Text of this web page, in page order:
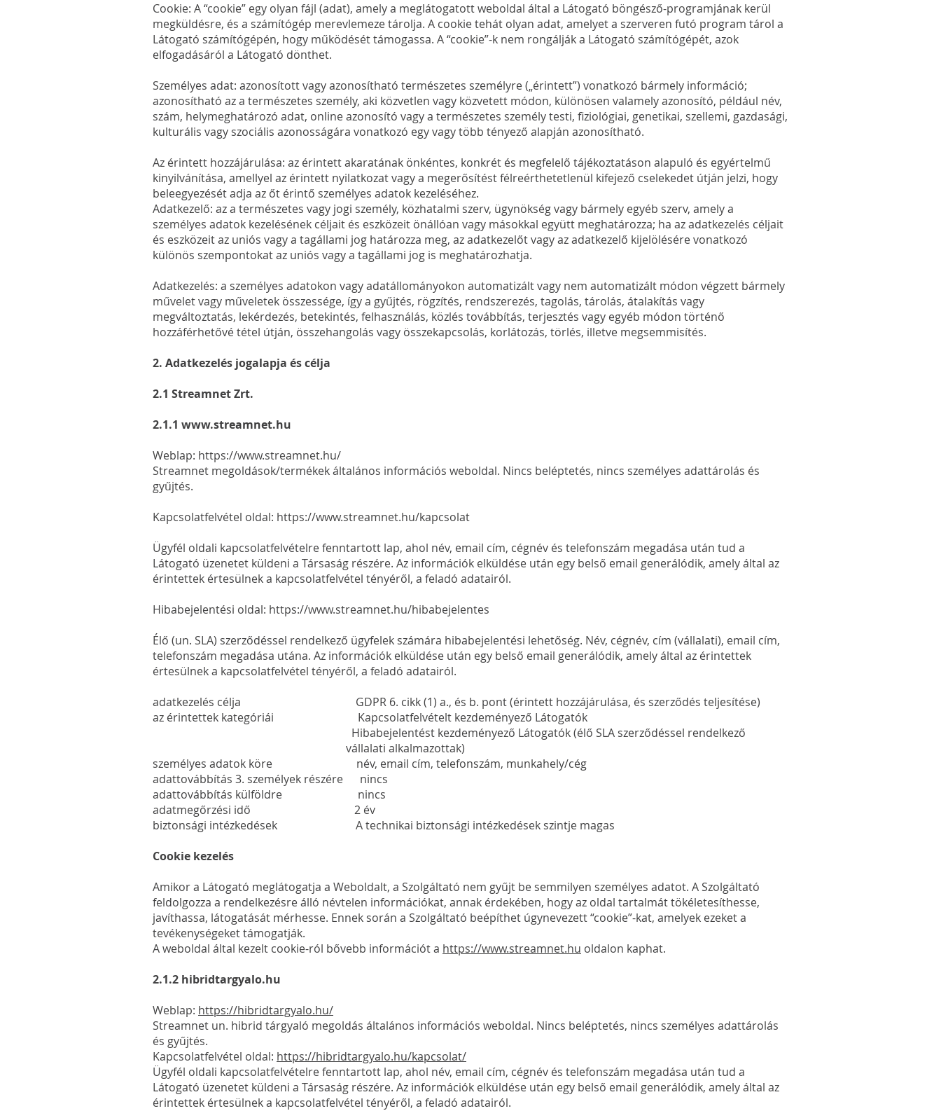
Cookie: A “cookie” egy olyan fájl (adat), amely a meglátogatott weboldal által a Látogató böngésző-programjának kerül
megküldésre, és a számítógép merevlemeze tárolja. A cookie tehát olyan adat, amelyet a szerveren futó program tárol a
Látogató számítógépén, hogy működését támogassa. A “cookie”-k nem rongálják a Látogató számítógépét, azok
elfogadásáról a Látogató dönthet.
Személyes adat: azonosított vagy azonosítható természetes személyre („érintett”) vonatkozó bármely információ;
azonosítható az a természetes személy, aki közvetlen vagy közvetett módon, különösen valamely azonosító, például név,
szám, helymeghatározó adat, online azonosító vagy a természetes személy testi, fiziológiai, genetikai, szellemi, gazdasági,
kulturális vagy szociális azonosságára vonatkozó egy vagy több tényező alapján azonosítható.
Az érintett hozzájárulása: az érintett akaratának önkéntes, konkrét és megfelelő tájékoztatáson alapuló és egyértelmű
kinyilvánítása, amellyel az érintett nyilatkozat vagy a megerősítést félreérthetetlenül kifejező cselekedet útján jelzi, hogy
beleegyezését adja az őt érintő személyes adatok kezeléséhez.
Adatkezelő: az a természetes vagy jogi személy, közhatalmi szerv, ügynökség vagy bármely egyéb szerv, amely a
személyes adatok kezelésének céljait és eszközeit önállóan vagy másokkal együtt meghatározza; ha az adatkezelés céljait
és eszközeit az uniós vagy a tagállami jog határozza meg, az adatkezelőt vagy az adatkezelő kijelölésére vonatkozó
különös szempontokat az uniós vagy a tagállami jog is meghatározhatja.
Adatkezelés: a személyes adatokon vagy adatállományokon automatizált vagy nem automatizált módon végzett bármely
művelet vagy műveletek összessége, így a gyűjtés, rögzítés, rendszerezés, tagolás, tárolás, átalakítás vagy
megváltoztatás, lekérdezés, betekintés, felhasználás, közlés továbbítás, terjesztés vagy egyéb módon történő
hozzáférhetővé tétel útján, összehangolás vagy összekapcsolás, korlátozás, törlés, illetve megsemmisítés.
2. Adatkezelés jogalapja és célja
2.1 Streamnet Zrt.
2.1.1 www.streamnet.hu
Weblap: https://www.streamnet.hu/
Streamnet megoldások/termékek általános információs weboldal. Nincs beléptetés, nincs személyes adattárolás és
gyűjtés.
Kapcsolatfelvétel oldal: https://www.streamnet.hu/kapcsolat
Ügyfél oldali kapcsolatfelvételre fenntartott lap, ahol név, email cím, cégnév és telefonszám megadása után tud a
Látogató üzenetet küldeni a Társaság részére. Az információk elküldése után egy belső email generálódik, amely által az
érintettek értesülnek a kapcsolatfelvétel tényéről, a feladó adatairól.
Hibabejelentési oldal: https://www.streamnet.hu/hibabejelentes
Élő (un. SLA) szerződéssel rendelkező ügyfelek számára hibabejelentési lehetőség. Név, cégnév, cím (vállalati), email cím,
telefonszám megadása utána. Az információk elküldése után egy belső email generálódik, amely által az érintettek
értesülnek a kapcsolatfelvétel tényéről, a feladó adatairól.
adatkezelés célja GDPR 6. cikk (1) a., és b. pont (érintett hozzájárulása, és szerződés teljesítése)
az érintettek kategóriái Kapcsolatfelvételt kezdeményező Látogatók
Hibabejelentést kezdeményező Látogatók (élő SLA szerződéssel rendelkező
vállalati alkalmazottak)
személyes adatok köre név, email cím, telefonszám, munkahely/cég
adattovábbítás 3. személyek részére nincs
adattovábbítás külföldre nincs
adatmegőrzési idő 2 év
biztonsági intézkedések A technikai biztonsági intézkedések szintje magas
Cookie kezelés
Amikor a Látogató meglátogatja a Weboldalt, a Szolgáltató nem gyűjt be semmilyen személyes adatot. A Szolgáltató
feldolgozza a rendelkezésre álló névtelen információkat, annak érdekében, hogy az oldal tartalmát tökéletesíthesse,
javíthassa, látogatását mérhesse. Ennek során a Szolgáltató beépíthet úgynevezett “cookie”-kat, amelyek ezeket a
tevékenységeket támogatják.
A weboldal által kezelt cookie-ról bővebb információt a https://www.streamnet.hu oldalon kaphat.
2.1.2 hibridtargyalo.hu
Weblap: https://hibridtargyalo.hu/
Streamnet un. hibrid tárgyaló megoldás általános információs weboldal. Nincs beléptetés, nincs személyes adattárolás
és gyűjtés.
Kapcsolatfelvétel oldal: https://hibridtargyalo.hu/kapcsolat/
Ügyfél oldali kapcsolatfelvételre fenntartott lap, ahol név, email cím, cégnév és telefonszám megadása után tud a
Látogató üzenetet küldeni a Társaság részére. Az információk elküldése után egy belső email generálódik, amely által az
érintettek értesülnek a kapcsolatfelvétel tényéről, a feladó adatairól.